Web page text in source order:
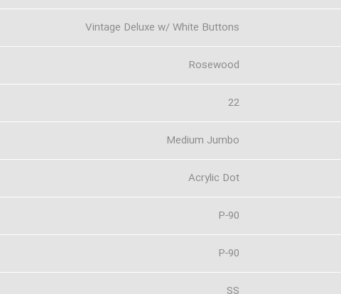
Vintage Deluxe w/ White Buttons
Rosewood
22
Medium Jumbo
Acrylic Dot
P-90
P-90